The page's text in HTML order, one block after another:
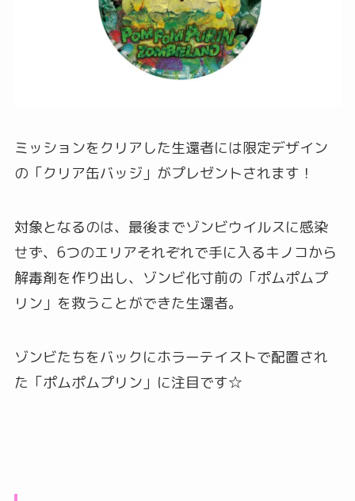
ミッションをクリアした生還者には限定デザイン
の「クリア缶バッジ」がプレゼントされます！
対象となるのは、最後までゾンビウイルスに感染
せず、6つのエリアそれぞれで手に入るキノコから
解毒剤を作り出し、ゾンビ化寸前の「ポムポムプ
リン」を救うことができた生還者。
ゾンビたちをバックにホラーテイストで配置され
た「ポムポムプリン」に注目です☆